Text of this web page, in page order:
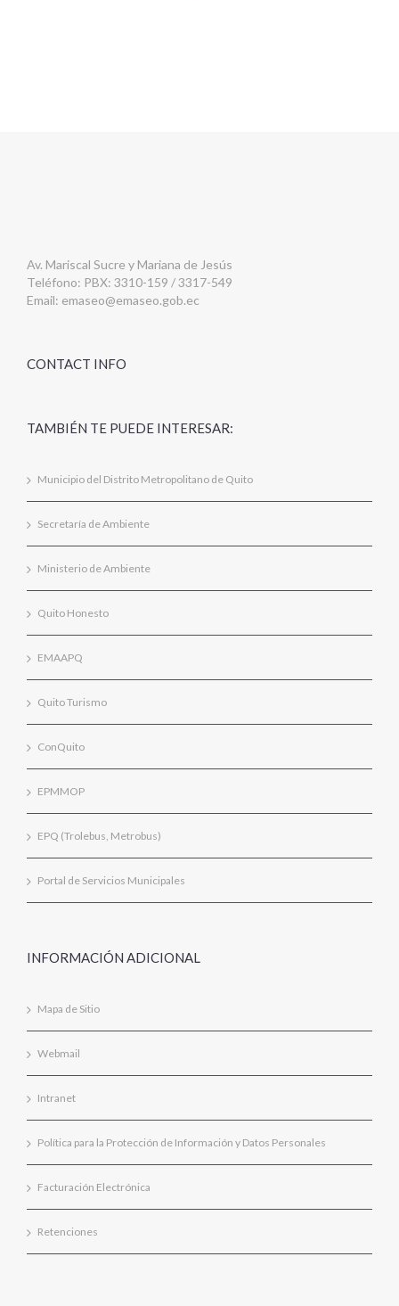
Av. Mariscal Sucre y Mariana de Jesús
Teléfono: PBX: 3310-159 / 3317-549
Email: emaseo@emaseo.gob.ec
CONTACT INFO
TAMBIÉN TE PUEDE INTERESAR:
Municipio del Distrito Metropolitano de Quito
Secretaría de Ambiente
Ministerio de Ambiente
Quito Honesto
EMAAPQ
Quito Turismo
ConQuito
EPMMOP
EPQ (Trolebus, Metrobus)
Portal de Servicios Municipales
INFORMACIÓN ADICIONAL
Mapa de Sitio
Webmail
Intranet
Política para la Protección de Información y Datos Personales
Facturación Electrónica
Retenciones